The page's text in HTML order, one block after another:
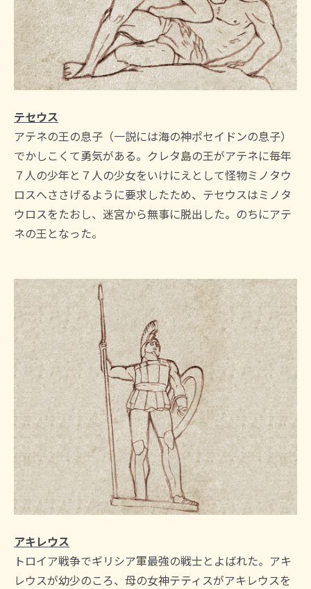
テセウス
アテネの王の息子（一説には海の神ポセイドンの息子）
でかしこくて勇気がある。クレタ島の王がアテネに毎年
７人の少年と７人の少女をいけにえとして怪物ミノタウ
ロスへささげるように要求したため、テセウスはミノタ
ウロスをたおし、迷宮から無事に脱出した。のちにアテ
ネの王となった。
アキレウス
トロイア戦争でギリシア軍最強の戦士とよばれた。アキ
レウスが幼少のころ、母の女神テティスがアキレウスを